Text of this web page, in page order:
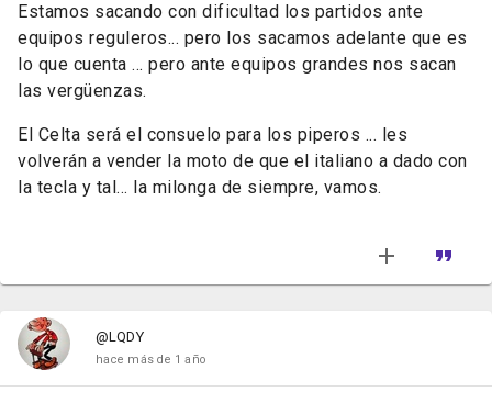
Estamos sacando con dificultad los partidos ante
equipos reguleros... pero los sacamos adelante que es
lo que cuenta ... pero ante equipos grandes nos sacan
las vergüenzas.
El Celta será el consuelo para los piperos ... les
volverán a vender la moto de que el italiano a dado con
la tecla y tal... la milonga de siempre, vamos.
@LQDY
hace más de 1 año